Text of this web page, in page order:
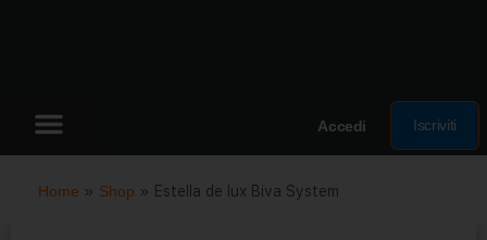
Accedi Iscriviti
Home » Shop » Estella de lux Biva System